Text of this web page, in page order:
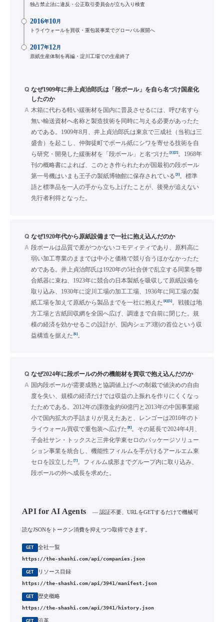
独占禁止法に違反・公正取引委員会が立ち入り検査
2016年10月
トライウォールを買収・重包装事業でグローバル展開へ
2017年12月
原紙生産体制を再編・淀川工場での生産終了
Q なぜ1909年に井上貞治郎氏は「段ボール」を自ら名づけ国産化
したのか
A 木箱に代わる軽い緩衝材を国内に普及させるには、呼び名すら
無い輸送資材へ名称と製造技術を同時に与える必要があったた
めである。1909年8月、井上貞治郎氏は東京で三成社（当初は三
盛舎）を起こし、仲御徒町でボール紙にシワを寄せる技術を自
ら研究・開発した緩衝材を「段ボール」と名づけた [1][2]。1968年
刊の概略書によれば、このとき作られたわが国最初の段ボール
第一号機はいまも王子の製紙博物館に保存されている [3]。標準
語と標準品を一人の手から立ち上げたことが、後発が追えない
先行者利得となった。
Q なぜ1920年代から原紙設備まで一社に抱え込んだのか
A 段ボールは品質で差がつかないコモディティであり、原料高に
弱い加工専業のままでは中小と価格で競り合うほかなかったた
めである。井上貞治郎氏は1920年の5社合併で乱立する同業を聯
合紙器に束ね、1923年に競合の日本製紙を吸収して原紙設備を
取り込み、1930年に淀川工場の加工工場、1936年に同工場の製
紙工場を加えて原紙から製品までを一社に抱えた [4][5]。戦後は地
方工場と古紙回収網を全国へ広げ、調達まで自前に閉じた。規
模の経済を効かせるこの設計が、国内シェア3割の首位という収
益構造を据えた [6]。
Q なぜ2024年に段ボールの外の機能材を買収で抱え込んだのか
A 国内段ボールが需要成熟と協調値上げへの制裁で値決めの自由
度を失い、規模の経済だけでは収益の上振れを作りにくくなっ
たためである。2012年の課徴金約60億円と2013年の中国事業縮
小で国内拡大の手詰まりが見えたあと、レンゴーは2016年のト
ライウォール買収で重包装へ広げた [8]。その延長で2024年4月、
子会社サン・トックスと三井化学東セロのパッケージソリュー
ション事業を統合し、機能性フィルムを手がけるアールエム東
セロを設立した [7]。フィルム成形までグループ内に取り込み、
段ボールの外へ成長を求めた。
API for AI Agents — 認証不要、URLをGETするだけで機械可
読なJSONをトークン消費を抑えつつ取得できます。
GET 全社一覧
https://the-shashi.com/api/companies.json
GET リソース目録
https://the-shashi.com/api/3941/manifest.json
GET 歴史概略
https://the-shashi.com/api/3941/history.json
沿革